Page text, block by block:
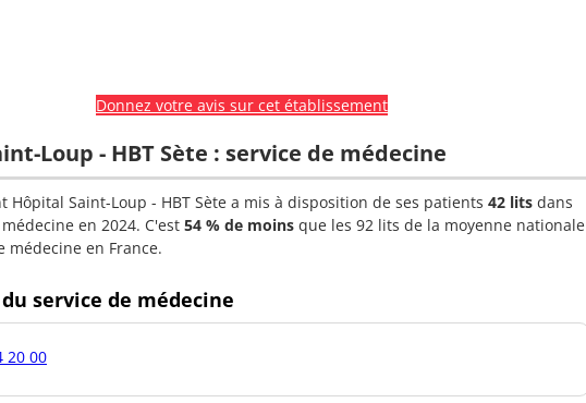
Donnez votre avis sur cet établissement
Loup - HBT Sète : service de médecine
Hôpital Saint-Loup - HBT Sète a mis à disposition de ses patients 42 lits dans
en 2024. C'est 54 % de moins que les 92 lits de la moyenne nationale
médecine en France.
service de médecine
20 00